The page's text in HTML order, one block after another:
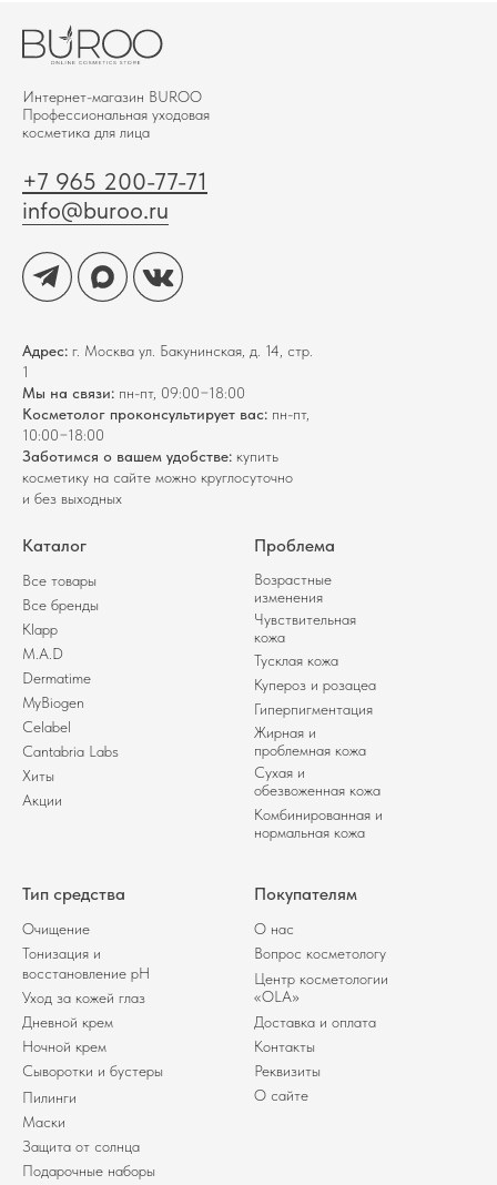
Адрес: г. Москва ул. Бакунинская, д. 14, стр.
1
Мы на связи: пн-пт, 09:00−18:00
Косметолог проконсультирует вас: пн-пт,
10:00−18:00
Заботимся о вашем удобстве: купить
косметику на сайте можно круглосуточно
и без выходных
О нас
Доставка и оплата
Центр косметологии
«OLA»
Вопрос косметологу
О сайте
Реквизиты
Контакты
Покупателям
Тусклая кожа
Жирная и
проблемная кожа
Комбинированная и
нормальная кожа
Сухая и
обезвоженная кожа
Гиперпигментация
Купероз и розацеа
Возрастные
изменения
Чувствительная
кожа
Проблема
Тонизация и
восстановление pH
Очищение
Уход за кожей глаз
Дневной крем
Пилинги
Маски
Подарочные наборы
Защита от солнца
Ночной крем
Сыворотки и бустеры
Тип средства
Каталог
MyBiogen
Dermatime
Хиты
Акции
Cantabria Labs
Celabel
M.A.D
Klapp
+7 965 200-77-71
info@buroo.ru
Все товары
Все бренды
Интернет-магазин BUROО
Профессиональная уходовая
косметика для лица